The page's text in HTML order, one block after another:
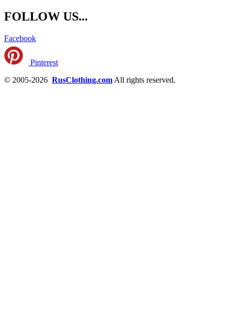
FOLLOW US...
Facebook
Pinterest
© 2005-2026 RusClothing.com All rights reserved.